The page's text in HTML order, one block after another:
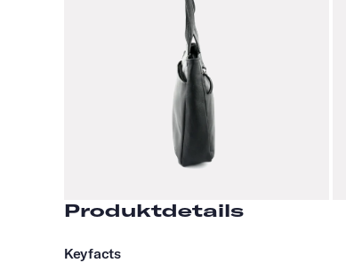
Produktdetails
Keyfacts